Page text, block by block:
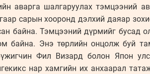
аварга шалгаруулах тэмцээний
сарын хооронд дэлхий даяар
байна. Тэмцээний дүрмийг бусад
байна. Энэ төрлийн онцолж буй
Фил Визард болон Япон
нар хамгийн их анхаарал